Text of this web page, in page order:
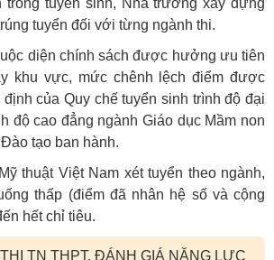
tuyển đối với từng ngành thi.
diện chính sách được hưởng ưu tiên
khu vực, mức chênh lệch điểm được
của Quy chế tuyển sinh trình độ đại
độ cao đẳng ngành Giáo dục Mầm non
tạo ban hành.
thuật Việt Nam xét tuyển theo ngành,
thấp (điểm đã nhân hệ số và cộng
hết chỉ tiêu.
TN THPT, ĐÁNH GIÁ NĂNG LỰC